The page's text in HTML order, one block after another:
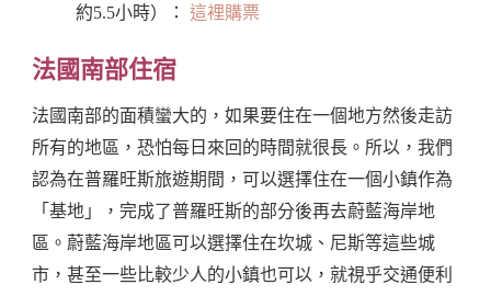
約5.5小時）： 這裡購票
法國南部住宿
法國南部的面積蠻大的，如果要住在一個地方然後走訪
所有的地區，恐怕每日來回的時間就很長。所以，我們
認為在普羅旺斯旅遊期間，可以選擇住在一個小鎮作為
「基地」，完成了普羅旺斯的部分後再去蔚藍海岸地
區。蔚藍海岸地區可以選擇住在坎城、尼斯等這些城
市，甚至一些比較少人的小鎮也可以，就視乎交通便利